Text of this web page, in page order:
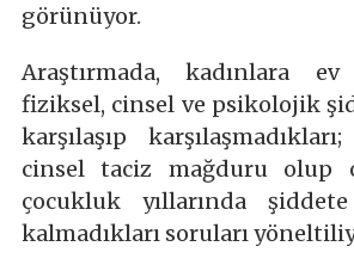
görünüyor.
Araştırmada, kadınlara
fiziksel, cinsel ve psikolojik
karşılaşıp
cinsel taciz mağduru olup
çocukluk yıllarında
kalmadıkları soruları